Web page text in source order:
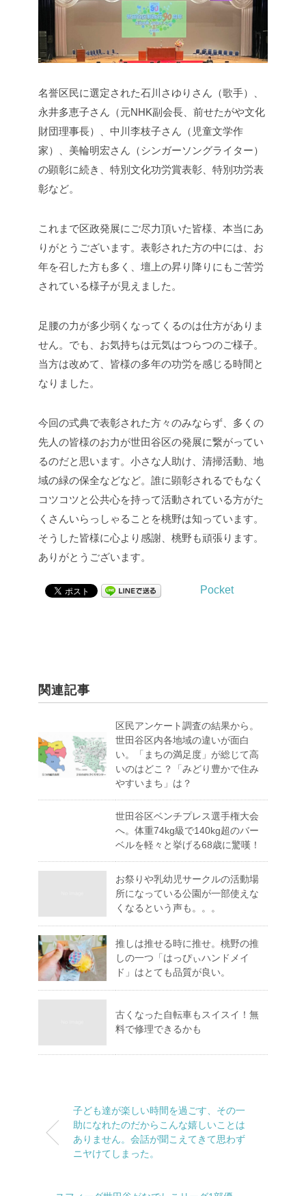
名誉区民に選定された石川さゆりさん（歌手）、
永井多恵子さん（元NHK副会長、前せたがや文化
財団理事長）、中川李枝子さん（児童文学作
家）、美輪明宏さん（シンガーソングライター）
の顕彰に続き、特別文化功労賞表彰、特別功労表
彰など。
これまで区政発展にご尽力頂いた皆様、本当にあ
りがとうございます。表彰された方の中には、お
年を召した方も多く、壇上の昇り降りにもご苦労
されている様子が見えました。
足腰の力が多少弱くなってくるのは仕方がありま
せん。でも、お気持ちは元気はつらつのご様子。
当方は改めて、皆様の多年の功労を感じる時間と
なりました。
今回の式典で表彰された方々のみならず、多くの
先人の皆様のお力が世田谷区の発展に繋がってい
るのだと思います。小さな人助け、清掃活動、地
域の緑の保全などなど。誰に顕彰されるでもなく
コツコツと公共心を持って活動されている方がた
くさんいらっしゃることを桃野は知っています。
そうした皆様に心より感謝、桃野も頑張ります。
ありがとうございます。
Pocket
関連記事
区民アンケート調査の結果から。
世田谷区内各地域の違いが面白
い。「まちの満足度」が総じて高
いのはどこ？「みどり豊かで住み
やすいまち」は？
世田谷区ベンチプレス選手権大会
へ。体重74kg級で140kg超のバー
ベルを軽々と挙げる68歳に驚嘆！
お祭りや乳幼児サークルの活動場
所になっている公園が一部使えな
くなるという声も。。。
推しは推せる時に推せ。桃野の推
しの一つ「はっぴぃハンドメイ
ド」はとても品質が良い。
古くなった自転車もスイスイ！無
料で修理できるかも
子ども達が楽しい時間を過ごす、その一
助になれたのだからこんな嬉しいことは
ありません。会話が聞こえてきて思わず
ニヤけてしまった。